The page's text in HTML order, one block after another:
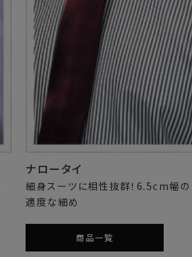
ナロータイ
細身スーツに相性抜群！6.5cm幅の
適度な細め
商品一覧